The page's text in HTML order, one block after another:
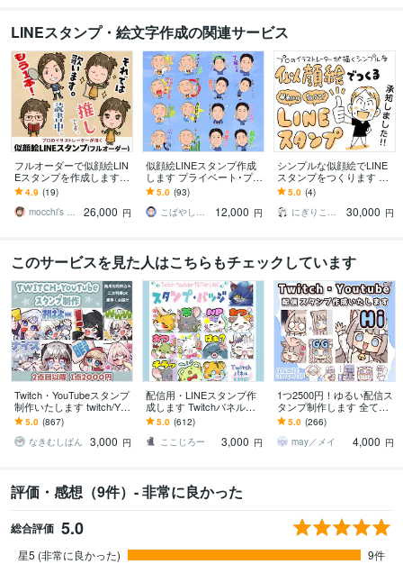
LINEスタンプ・絵文字作成の関連サービス
フルオーダーで似顔絵LIN
Eスタンプを作成します
完全オリジナルのスタン
プをプロのイラストレー
ターが作成します
4.9 (19)
mocchi’s workshop
26,000 円
似顔絵LINEスタンプ作成
します プライベート･プレ
ゼント･商用などに！
5.0 (93)
こばやしけい
12,000 円
シンプルな似顔絵でLINE
スタンプをつくります シ
ンプルで可愛い似顔絵で
つくるオリジナルのLINE
スタンプ！
5.0 (4)
にぎりこぷし
30,000 円
このサービスを見た人はこちらもチェックしています
Twitch・YouTubeスタンプ
制作いたします twitch/You
Tube/tiktok配信用スタンプ
制作
5.0 (867)
なきむしぱん
3,000 円
配信用・LINEスタンプ作
成します Twitchパネルも
対応しています！
5.0 (612)
ここじろー
3,000 円
1つ2500円！ゆるい配信ス
タンプ制作します 全て商
用利用料・二次利用料込
み！
5.0 (266)
may／メイ
4,000 円
評価・感想（9件）- 非常に良かった
総合評価 5.0
星5 (非常に良かった)
9件